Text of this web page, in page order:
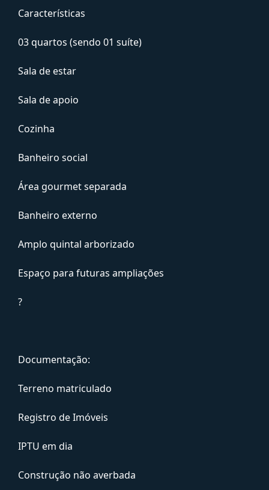
Características
03 quartos (sendo 01 suíte)
Sala de estar
Sala de apoio
Cozinha
Banheiro social
Área gourmet separada
Banheiro externo
Amplo quintal arborizado
Espaço para futuras ampliações
?
Documentação:
Terreno matriculado
Registro de Imóveis
IPTU em dia
Construção não averbada